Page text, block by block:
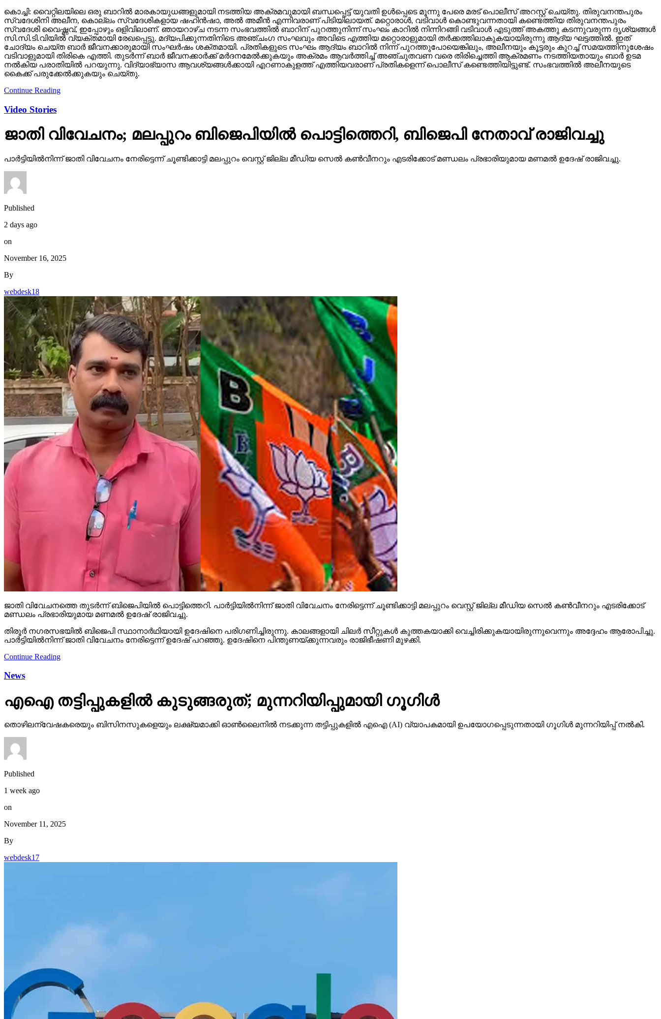
കൊച്ചി: വൈറ്റിലയിലെ ഒരു ബാറില്‍ മാരകായുധങ്ങളുമായി നടത്തിയ അക്രമവുമായി ബന്ധപ്പെട്ട് യുവതി ഉള്‍പ്പെടെ മൂന്നു പേരെ മരട് പൊലീസ് അറസ്റ്റ് ചെയ്തു. തിരുവനന്തപുരം
സ്വദേശിനി അലീന, കൊല്ലം സ്വദേശികളായ ഷഹിന്‍ഷാ, അല്‍ അമീന്‍ എന്നിവരാണ് പിടിയിലായത്. മറ്റൊരാള്‍, വടിവാള്‍ കൊണ്ടുവന്നതായി കണ്ടെത്തിയ തിരുവനന്തപുരം
സ്വദേശി വൈഷ്ണവ്, ഇപ്പോഴും ഒളിവിലാണ്. ഞായറാഴ്ച നടന്ന സംഭവത്തില്‍ ബാറിന് പുറത്തുനിന്ന് സംഘം കാറില്‍ നിന്നിറങ്ങി വടിവാള്‍ എടുത്ത് അകത്തു കടന്നുവരുന്ന ദൃശ്യങ്ങള്‍
സി.സി.ടി.വിയില്‍ വ്യക്തമായി രേഖപ്പെട്ടു. മദ്യപിക്കുന്നതിനിടെ അഞ്ചംഗ സംഘവും അവിടെ എത്തിയ മറ്റൊരാളുമായി തര്‍ക്കത്തിലാകുകയായിരുന്നു ആദ്യ ഘട്ടത്തില്‍. ഇത്
ചോദ്യം ചെയ്ത ബാര്‍ ജീവനക്കാരുമായി സംഘര്‍ഷം ശക്തമായി. പ്രതികളുടെ സംഘം ആദ്യം ബാറില്‍ നിന്ന് പുറത്തുപോയെങ്കിലും, അലീനയും കൂട്ടരും കുറച്ച് സമയത്തിനുശേഷം
വടിവാളുമായി തിരികെ എത്തി. തുടര്‍ന്ന് ബാര്‍ ജീവനക്കാര്‍ക്ക് മര്‍ദനമേല്‍ക്കുകയും അക്രമം ആവര്‍ത്തിച്ച് അഞ്ചുതവണ വരെ തിരിച്ചെത്തി ആക്രമണം നടത്തിയതായും ബാര്‍ ഉടമ
നല്‍കിയ പരാതിയില്‍ പറയുന്നു. വിദ്യാഭ്യാസ ആവശ്യങ്ങള്‍ക്കായി എറണാകുളത്ത് എത്തിയവരാണ് പ്രതികളെന്ന് പൊലീസ് കണ്ടെത്തിയിട്ടുണ്ട്. സംഭവത്തില്‍ അലീനയുടെ
കൈക്ക് പരുക്കേല്‍ക്കുകയും ചെയ്തു.
Continue Reading
Video Stories
ജാതി വിവേചനം; മലപ്പുറം ബിജെപിയില്‍ പൊട്ടിത്തെറി, ബിജെപി നേതാവ് രാജിവച്ചു
പാര്‍ട്ടിയില്‍നിന്ന് ജാതി വിവേചനം നേരിട്ടെന്ന് ചൂണ്ടിക്കാട്ടി മലപ്പുറം വെസ്റ്റ് ജില്ല മീഡിയ സെല്‍ കണ്‍വീനറും എടരിക്കോട് മണ്ഡലം പ്രഭാരിയുമായ മണമല്‍ ഉദേഷ് രാജിവച്ചു.
Published
2 days ago
on
November 16, 2025
By
webdesk18
ജാതി വിവേചനത്തെ തുടര്‍ന്ന് ബിജെപിയില്‍ പൊട്ടിത്തെറി. പാര്‍ട്ടിയില്‍നിന്ന് ജാതി വിവേചനം നേരിട്ടെന്ന് ചൂണ്ടിക്കാട്ടി മലപ്പുറം വെസ്റ്റ് ജില്ല മീഡിയ സെല്‍ കണ്‍വീനറും എടരിക്കോട്
മണ്ഡലം പ്രഭാരിയുമായ മണമല്‍ ഉദേഷ് രാജിവച്ചു.
തിരൂര്‍ നഗരസഭയില്‍ ബിജെപി സ്ഥാനാര്‍ഥിയായി ഉദേഷിനെ പരിഗണിച്ചിരുന്നു. കാലങ്ങളായി ചിലര്‍ സീറ്റുകള്‍ കുത്തകയാക്കി വെച്ചിരിക്കുകയായിരുന്നുവെന്നും അദ്ദേഹം ആരോപിച്ചു.
പാര്‍ട്ടിയില്‍നിന്ന് ജാതി വിവേചനം നേരിട്ടെന്ന് ഉദേഷ് പറഞ്ഞു. ഉദേഷിനെ പിന്തുണയ്ക്കുന്നവരും രാജിഭീഷണി മുഴക്കി.
Continue Reading
News
എഐ തട്ടിപ്പുകളില്‍ കുടുങ്ങരുത്; മുന്നറിയിപ്പുമായി ഗൂഗിള്‍
തൊഴിലന്വേഷകരെയും ബിസിനസുകളെയും ലക്ഷ്യമാക്കി ഓണ്‍ലൈനില്‍ നടക്കുന്ന തട്ടിപ്പുകളില്‍ എഐ (AI) വ്യാപകമായി ഉപയോഗപ്പെടുന്നതായി ഗൂഗിള്‍ മുന്നറിയിപ്പ് നല്‍കി.
Published
1 week ago
on
November 11, 2025
By
webdesk17